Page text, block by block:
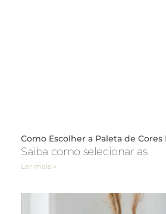
Como Escolher a Paleta de Cores
Saiba como selecionar as
Ler mais »